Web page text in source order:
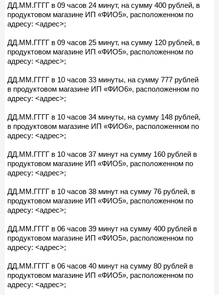
ДД.ММ.ГГГГ в 09 часов 24 минут, на сумму 400 рублей, в
продуктовом магазине ИП «ФИО5», расположенном по
адресу: <адрес>;
ДД.ММ.ГГГГ в 09 часов 25 минут, на сумму 120 рублей, в
продуктовом магазине ИП «ФИО5», расположенном по
адресу: <адрес>;
ДД.ММ.ГГГГ в 10 часов 33 минуты, на сумму 777 рублей
в продуктовом магазине ИП «ФИО6», расположенном по
адресу: <адрес>;
ДД.ММ.ГГГГ в 10 часов 34 минуты, на сумму 148 рублей,
в продуктовом магазине ИП «ФИО6», расположенном по
адресу: <адрес>;
ДД.ММ.ГГГГ в 10 часов 37 минут на сумму 160 рублей в
продуктовом магазине ИП «ФИО5», расположенном по
адресу: <адрес>;
ДД.ММ.ГГГГ в 10 часов 38 минут на сумму 76 рублей, в
продуктовом магазине ИП «ФИО5», расположенном по
адресу: <адрес>;
ДД.ММ.ГГГГ в 06 часов 39 минут на сумму 400 рублей в
продуктовом магазине ИП «ФИО5», расположенном по
адресу: <адрес>;
ДД.ММ.ГГГГ в 06 часов 40 минут на сумму 80 рублей в
продуктовом магазине ИП «ФИО5», расположенном по
адресу: <адрес>;